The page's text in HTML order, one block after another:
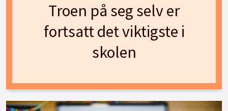
Troen på seg selv er
fortsatt det viktigste i
skolen